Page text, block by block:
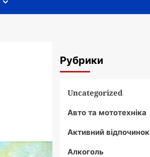
Рубрики
Uncategorized
Авто та мототехніка
Активний відпочинок
Алкоголь